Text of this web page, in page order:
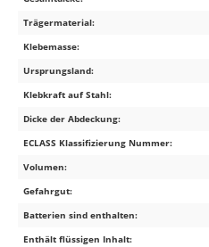
Trägermaterial:
Klebemasse:
Ursprungsland:
Klebkraft auf Stahl:
Dicke der Abdeckung:
ECLASS Klassifizierung Nummer:
Volumen:
Gefahrgut:
Batterien sind enthalten:
Enthält flüssigen Inhalt: